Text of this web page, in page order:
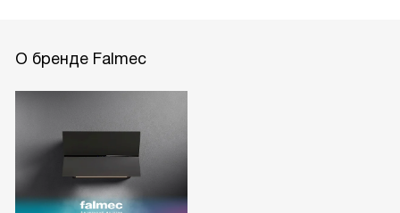
О бренде Falmec